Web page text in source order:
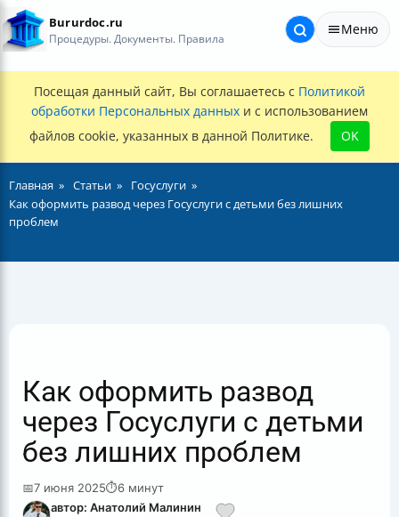
Bururdoc.ru
Процедуры. Документы. Правила
Меню
Посещая данный сайт, Вы соглашаетесь с Политикой
обработки Персональных данных и с использованием
файлов cookie, указанных в данной Политике.
OK
Главная Статьи
Госуслуги
Как оформить развод через Госуслуги с детьми без лишних
проблем
Как оформить развод
через Госуслуги с детьми
без лишних проблем
📅7 июня 2025⏱6 минут
автор: Анатолий Малинин